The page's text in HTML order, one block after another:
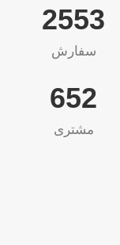
2565
سفارش
655
مشتری